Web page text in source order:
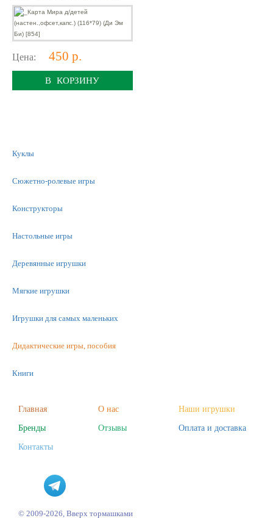
Цена: 450 р.
В КОРЗИНУ
Куклы
Сюжетно-ролевые игры
Конструкторы
Настольные игры
Деревянные игрушки
Мягкие игрушки
Игрушки для самых маленьких
Дидактические игры, пособия
Книги
Фигурки
Наборы для творчества
Пазлы
Главная О нас Наши игрушки
Бренды Отзывы Оплата и доставка
Контакты
© 2009-2026, Вверх тормашками